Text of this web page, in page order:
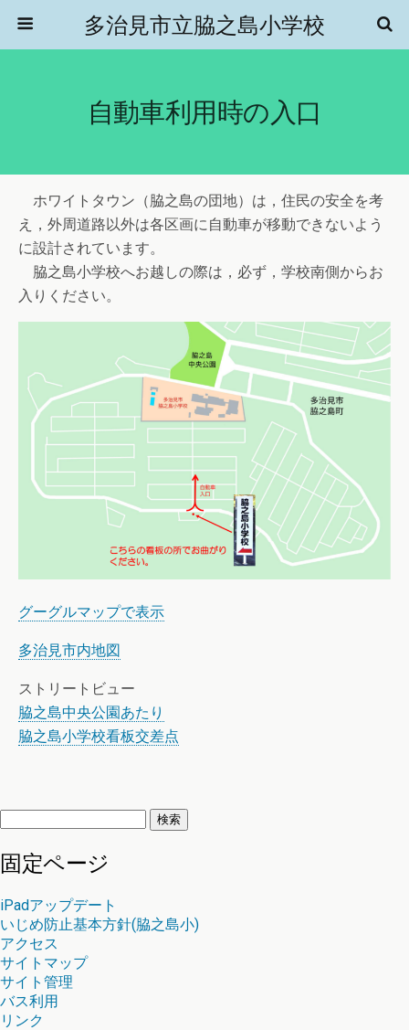
多治見市立脇之島小学校
自動車利用時の入口
ホワイトタウン（脇之島の団地）は，住民の安全を考
え，外周道路以外は各区画に自動車が移動できないよう
に設計されています。
脇之島小学校へお越しの際は，必ず，学校南側からお
入りください。
グーグルマップで表示
多治見市内地図
ストリートビュー
脇之島中央公園あたり
脇之島小学校看板交差点
固定ページ
iPadアップデート
いじめ防止基本方針(脇之島小)
アクセス
サイトマップ
サイト管理
バス利用
リンク